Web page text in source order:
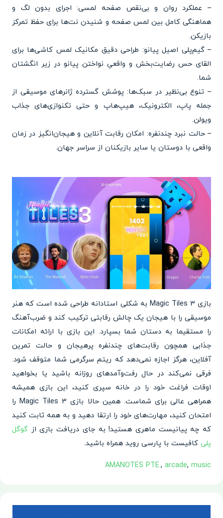
– عملکرد روان و بی‌نقص صفحه لمسی: اجرای بدون لگ و
هماهنگی کامل بین لمس صفحه و شنیدن نت‌ها برای حفظ تمرکز
بازیکن.
– گیم‌پلی اصیل پیانو: طراحی دقیق مکانیک لمس کاشی‌ها برای
القای حس رضایت‌بخش و واقعیِ نواختن پیانو در زیر انگشتان
شما.
– تنوع بی‌نظیر در سبک‌ها: پوشش گسترده ژانرهای موسیقی از
جمله پاپ، الکترونیک، هیپ‌هاپ و حتی تکنوازی‌های جذاب
ویولن.
– حالت نبرد چندنفره: امکان رقابت آنلاین و هیجان‌انگیز در زمان
واقعی با دوستان یا سایر بازیکنان از سراسر جهان.
بازی Magic Tiles 3 به شکلی استادانه طراحی شده است که هنر
موسیقی را با هیجان یک چالش رقابتی ترکیب کند و ضرب‌آهنگ
را مستقیما به دستان شما بسپارد. این بازی با ارائه امکانات
جذابی همچون رقابت‌های چندنفره پرهیجان و حالت تمرین
آفلاین، هرگز اجازه نمی‌دهد که ریتم سرگرمی شما متوقف شود.
فرقی نمی‌کند در حال رفت‌وآمدهای روزانه باشید یا بخواهید
اوقات فراغت خود را در خانه سپری کنید، این بازی همیشه
همراهی عالی برای شماست. همین حالا بازی Magic Tiles 3 را
امتحان کنید، مهارت‌های خود را ارتقا دهید و به همه ثابت کنید
که چه پیانیست ماهری هستید! به جای دریافت بازی از گوگل
پلی کافیست با پارسی روید همراه باشید.
AMANOTES PTE., arcade, music